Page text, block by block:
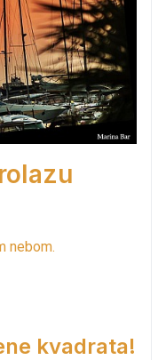
nebom.
kvadrata!